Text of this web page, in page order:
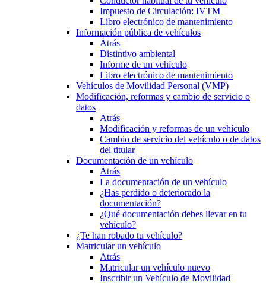
Impuesto de Circulación: IVTM
Libro electrónico de mantenimiento
Información pública de vehículos
Atrás
Distintivo ambiental
Informe de un vehículo
Libro electrónico de mantenimiento
Vehículos de Movilidad Personal (VMP)
Modificación, reformas y cambio de servicio o
datos
Atrás
Modificación y reformas de un vehículo
Cambio de servicio del vehículo o de datos
del titular
Documentación de un vehículo
Atrás
La documentación de un vehículo
¿Has perdido o deteriorado la
documentación?
¿Qué documentación debes llevar en tu
vehículo?
¿Te han robado tu vehículo?
Matricular un vehículo
Atrás
Matricular un vehículo nuevo
Inscribir un Vehículo de Movilidad